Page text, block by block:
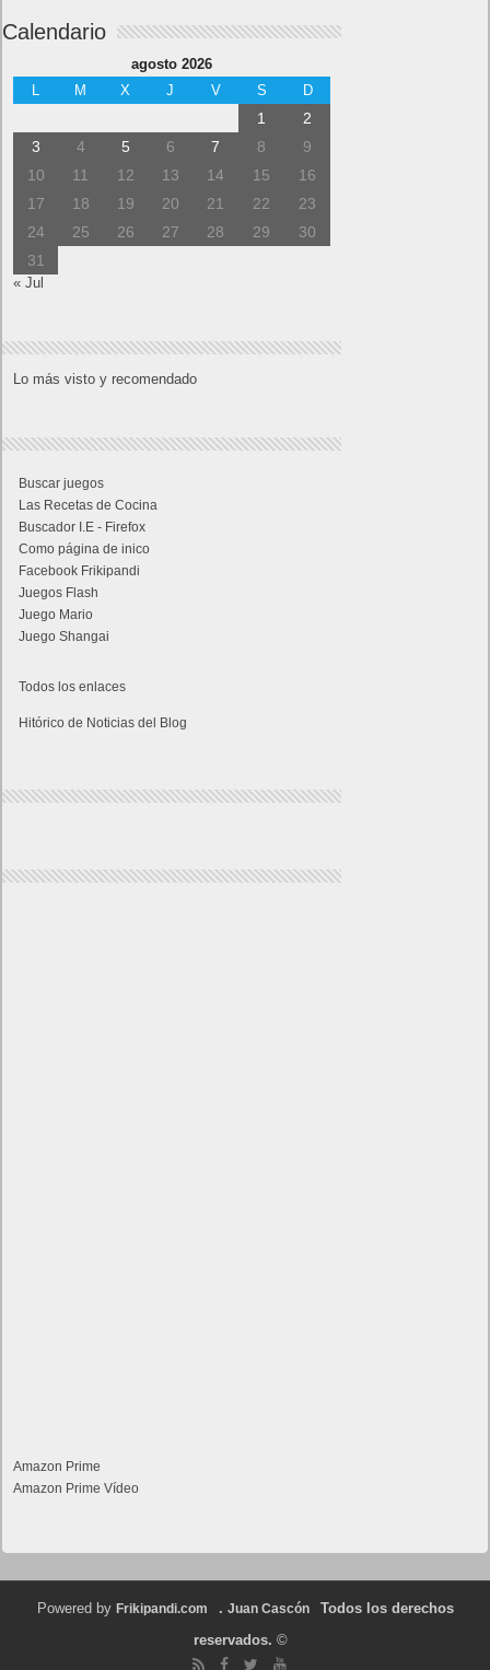
Calendario
agosto 2026
L
M X J V S D
1
2
3
4 5 6 7 8
9
10
11 12 13 14 15
16
17
18 19 20 21 22
23
24
25 26 27 28 29
30
31
« Jul
Lo más visto y recomendado
Buscar juegos
Las Recetas de Cocina
Buscador I.E - Firefox
Como página de inico
Facebook Frikipandi
Juegos Flash
Juego Mario
Juego Shangai
Todos los enlaces
Hitórico de Noticias del Blog
Amazon Prime
Amazon Prime Vídeo
Powered by Frikipandi.com . Juan Cascón
Todos los derechos
reservados. ©